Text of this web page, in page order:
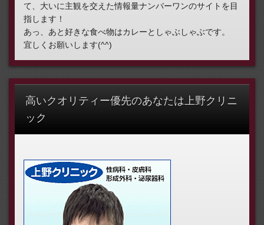
て、大いに主観を交えた情報量ナンバーワンのサイトを目
指します！
あっ、あと好きな食べ物はカレーとしゃぶしゃぶです。
宜しくお願いします(^^)
高いクオリティー優先のあなたは上野クリニ
ック